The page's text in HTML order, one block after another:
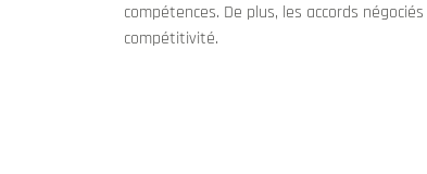
compétences. De plus, les accords
compétitivité.